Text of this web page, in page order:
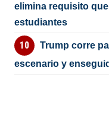
elimina requisito
estudiantes
Trump corre
escenario y